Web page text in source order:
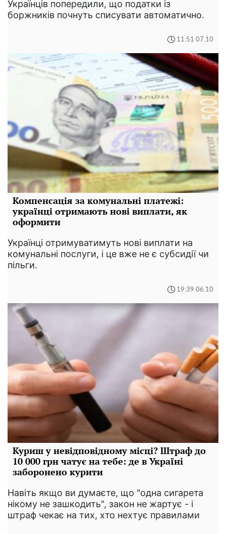
Українців попередили, що податки із
боржників почнуть списувати автоматично.
11:51 07.10
Компенсація за комунальні платежі:
українці отримають нові виплати, як
оформити
Українці отримуватимуть нові виплати на
комунальні послуги, і це вже не є субсидії чи
пільги.
19:39 06.10
Куриш у невідповідному місці? Штраф до
10 000 грн чатує на тебе: де в Україні
заборонено курити
Навіть якщо ви думаєте, що "одна сигарета
нікому не зашкодить", закон не жартує - і
штраф чекає на тих, хто нехтує правилами